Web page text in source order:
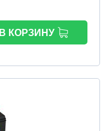
В КОРЗИНУ